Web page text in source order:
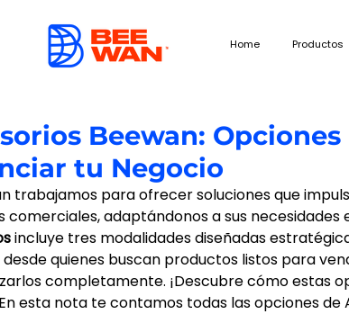
Home Productos
Beewan: Opciones
tu Negocio
trabajamos para ofrecer soluciones que
comerciales, adaptándonos a sus necesidades
incluye tres modalidades diseñadas
desde quienes buscan productos listos para
completamente. ¡Descubre cómo estas
esta nota te contamos todas las opciones de